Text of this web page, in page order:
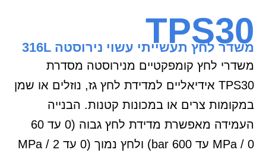
TPS30
משדר לחץ תעשייתי עשוי נירוסטה 316L
משדרי לחץ קומפקטיים מנירוסטה מסדרת
TPS30 אידיאליים למדידת לחץ גז, נוזלים או שמן
במקומות צרים או במכונות קטנות. הבנייה
העמידה מאפשרת מדידת לחץ גבוה (0 עד 60
MPa / 0 עד 600 bar) ולחץ נמוך (0 עד 2 MPa /